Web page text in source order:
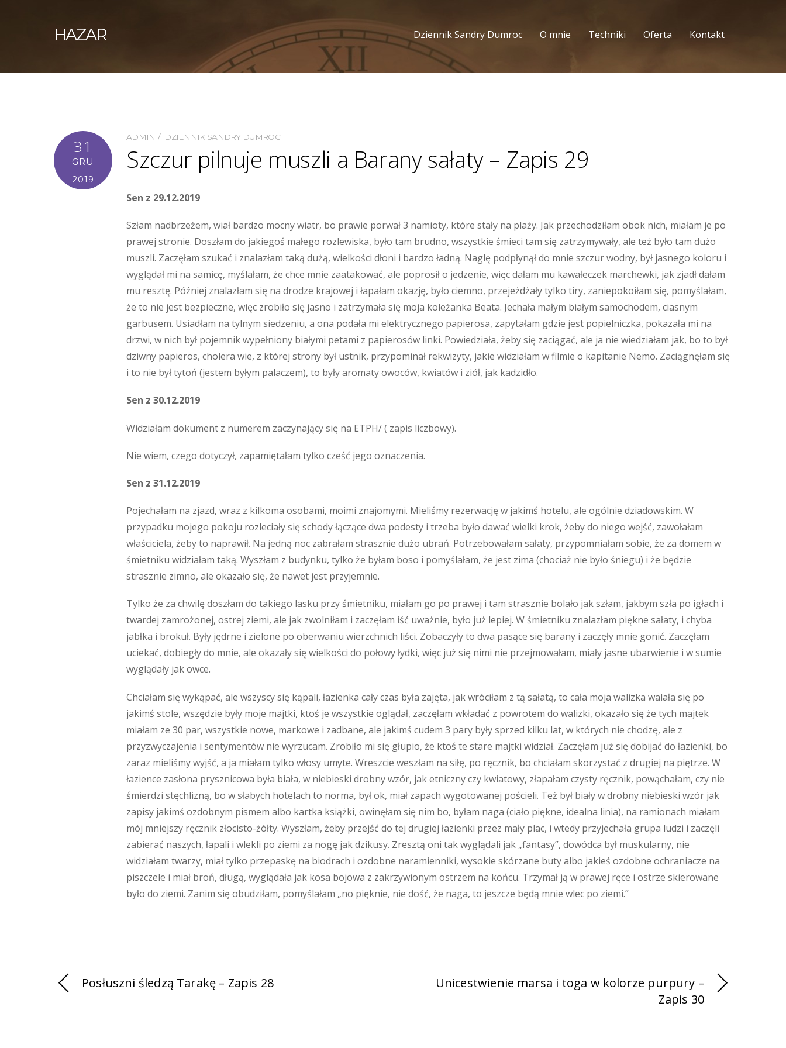
HAZAR Dziennik Sandry Dumroc O mnie Techniki Oferta Kontakt
31
GRU
2019
ADMIN DZIENNIK SANDRY DUMROC
Szczur pilnuje muszli a Barany sałaty – Zapis 29
Sen z 29.12.2019
Szłam nadbrzeżem, wiał bardzo mocny wiatr, bo prawie porwał 3 namioty, które stały na plaży. Jak przechodziłam obok nich, miałam je po
prawej stronie. Doszłam do jakiegoś małego rozlewiska, było tam brudno, wszystkie śmieci tam się zatrzymywały, ale też było tam dużo
muszli. Zaczęłam szukać i znalazłam taką dużą, wielkości dłoni i bardzo ładną. Naglę podpłynął do mnie szczur wodny, był jasnego koloru i
wyglądał mi na samicę, myślałam, że chce mnie zaatakować, ale poprosił o jedzenie, więc dałam mu kawałeczek marchewki, jak zjadł dałam
mu resztę. Później znalazłam się na drodze krajowej i łapałam okazję, było ciemno, przejeżdżały tylko tiry, zaniepokoiłam się, pomyślałam,
że to nie jest bezpieczne, więc zrobiło się jasno i zatrzymała się moja koleżanka Beata. Jechała małym białym samochodem, ciasnym
garbusem. Usiadłam na tylnym siedzeniu, a ona podała mi elektrycznego papierosa, zapytałam gdzie jest popielniczka, pokazała mi na
drzwi, w nich był pojemnik wypełniony białymi petami z papierosów linki. Powiedziała, żeby się zaciągać, ale ja nie wiedziałam jak, bo to był
dziwny papieros, cholera wie, z której strony był ustnik, przypominał rekwizyty, jakie widziałam w filmie o kapitanie Nemo. Zaciągnęłam się
i to nie był tytoń (jestem byłym palaczem), to były aromaty owoców, kwiatów i ziół, jak kadzidło.
Sen z 30.12.2019
Widziałam dokument z numerem zaczynający się na ETPH/ ( zapis liczbowy).
Nie wiem, czego dotyczył, zapamiętałam tylko cześć jego oznaczenia.
Sen z 31.12.2019
Pojechałam na zjazd, wraz z kilkoma osobami, moimi znajomymi. Mieliśmy rezerwację w jakimś hotelu, ale ogólnie dziadowskim. W
przypadku mojego pokoju rozleciały się schody łączące dwa podesty i trzeba było dawać wielki krok, żeby do niego wejść, zawołałam
właściciela, żeby to naprawił. Na jedną noc zabrałam strasznie dużo ubrań. Potrzebowałam sałaty, przypomniałam sobie, że za domem w
śmietniku widziałam taką. Wyszłam z budynku, tylko że byłam boso i pomyślałam, że jest zima (chociaż nie było śniegu) i że będzie
strasznie zimno, ale okazało się, że nawet jest przyjemnie.
Tylko że za chwilę doszłam do takiego lasku przy śmietniku, miałam go po prawej i tam strasznie bolało jak szłam, jakbym szła po igłach i
twardej zamrożonej, ostrej ziemi, ale jak zwolniłam i zaczęłam iść uważnie, było już lepiej. W śmietniku znalazłam piękne sałaty, i chyba
jabłka i brokuł. Były jędrne i zielone po oberwaniu wierzchnich liści. Zobaczyły to dwa pasące się barany i zaczęły mnie gonić. Zaczęłam
uciekać, dobiegły do mnie, ale okazały się wielkości do połowy łydki, więc już się nimi nie przejmowałam, miały jasne ubarwienie i w sumie
wyglądały jak owce.
Chciałam się wykąpać, ale wszyscy się kąpali, łazienka cały czas była zajęta, jak wróciłam z tą sałatą, to cała moja walizka walała się po
jakimś stole, wszędzie były moje majtki, ktoś je wszystkie oglądał, zaczęłam wkładać z powrotem do walizki, okazało się że tych majtek
miałam ze 30 par, wszystkie nowe, markowe i zadbane, ale jakimś cudem 3 pary były sprzed kilku lat, w których nie chodzę, ale z
przyzwyczajenia i sentymentów nie wyrzucam. Zrobiło mi się głupio, że ktoś te stare majtki widział. Zaczęłam już się dobijać do łazienki, bo
zaraz mieliśmy wyjść, a ja miałam tylko włosy umyte. Wreszcie weszłam na siłę, po ręcznik, bo chciałam skorzystać z drugiej na piętrze. W
łazience zasłona prysznicowa była biała, w niebieski drobny wzór, jak etniczny czy kwiatowy, złapałam czysty ręcznik, powąchałam, czy nie
śmierdzi stęchlizną, bo w słabych hotelach to norma, był ok, miał zapach wygotowanej pościeli. Też był biały w drobny niebieski wzór jak
zapisy jakimś ozdobnym pismem albo kartka książki, owinęłam się nim bo, byłam naga (ciało piękne, idealna linia), na ramionach miałam
mój mniejszy ręcznik złocisto-żółty. Wyszłam, żeby przejść do tej drugiej łazienki przez mały plac, i wtedy przyjechała grupa ludzi i zaczęli
zabierać naszych, łapali i wlekli po ziemi za nogę jak dzikusy. Zresztą oni tak wyglądali jak „fantasy”, dowódca był muskularny, nie
widziałam twarzy, miał tylko przepaskę na biodrach i ozdobne naramienniki, wysokie skórzane buty albo jakieś ozdobne ochraniacze na
piszczele i miał broń, długą, wyglądała jak kosa bojowa z zakrzywionym ostrzem na końcu. Trzymał ją w prawej ręce i ostrze skierowane
było do ziemi. Zanim się obudziłam, pomyślałam „no pięknie, nie dość, że naga, to jeszcze będą mnie wlec po ziemi.”
Posłuszni śledzą Tarakę – Zapis 28
Unicestwienie marsa i toga w kolorze purpury –
Zapis 30